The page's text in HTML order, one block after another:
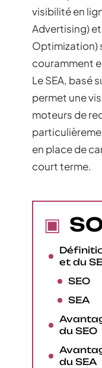
visibilité en
Advertising) et
Optimization)
couramment
Le SEA, basé
permet une
moteurs de
en place de
court terme.
et du
SEO
SEA
du SEO
du SEA